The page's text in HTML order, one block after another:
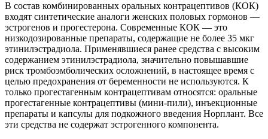
В состав комбинированных оральных контрацептивов (КОК)
вхо­дят синтетические аналоги женских половых гормонов —
эстрогенов и прогестерона. Современные КОК — это
низкодозированные препа­раты, содержащие не более 35 мкг
этинилэстрадиола. Применявшие­ся ранее средства с высоким
содержанием этинилэстрадиола, значи­тельно повышавшие
риск тромбоэмболических осложнений, в настоя­щее время с
целью предохранения от беременности не используются. К
только прогестагенным контрацептивам относятся: оральные
проге­стагенные контрацептивы (мини-пили), инъекционные
препараты и кап­сулы для подкожного введения Норплант. Все
эти средства не содер­жат эстрогенного компонента.